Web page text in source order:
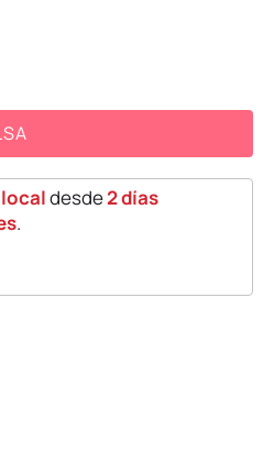
localdesde2 días
.